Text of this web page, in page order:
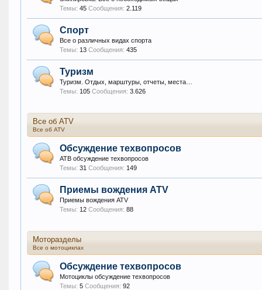
Темы: 45 Сообщения: 2.119
Спорт
Все о различных видах спорта
Темы: 13 Сообщения: 435
Туризм
Туризм. Отдых, марштуры, отчеты, места…
Темы: 105 Сообщения: 3.626
Все об ATV
Все об ATV
Обсуждение техвопросов
АТВ обсуждение техвопросов
Темы: 31 Сообщения: 149
Приемы вождения ATV
Приемы вождения ATV
Темы: 12 Сообщения: 88
Моторазделы
Все о мотоциклах
Обсуждение техвопросов
Мотоциклы обсуждение техвопросов
Темы: 5 Сообщения: 92